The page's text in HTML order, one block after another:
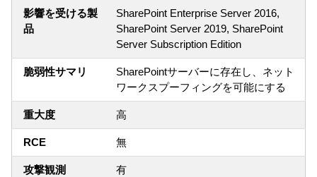
影響を受ける製
品
SharePoint Enterprise Server 2016,
SharePoint Server 2019, SharePoint
Server Subscription Edition
脆弱性サマリ
SharePointサーバーに存在し、ネット
ワークスプーフィングを可能にする
重大度 高
RCE 無
攻撃観測 有